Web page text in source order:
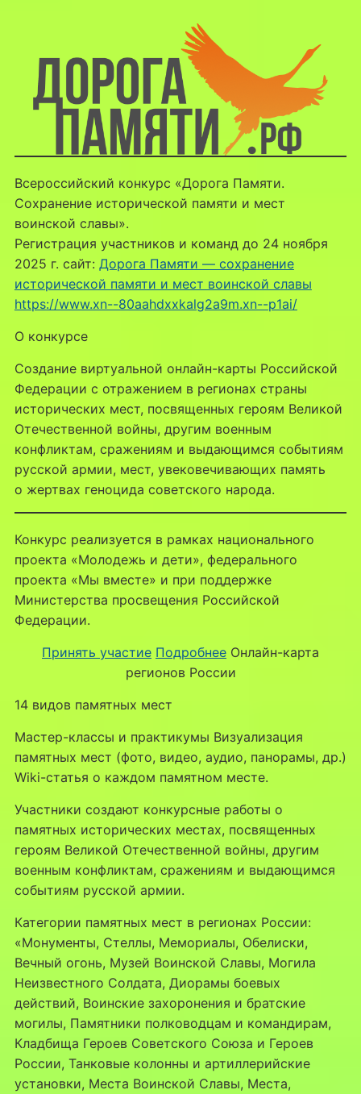
Всероссийский конкурс «Дорога Памяти.
Сохранение исторической памяти и мест
воинской славы».
Регистрация участников и команд до 24 ноября
2025 г. сайт: Дорога Памяти — cохранение
исторической памяти и мест воинской славы
https://www.xn--80aahdxxkalg2a9m.xn--p1ai/
О конкурсе
Создание виртуальной онлайн-карты Российской
Федерации с отражением в регионах страны
исторических мест, посвященных героям Великой
Отечественной войны, другим военным
конфликтам, сражениям и выдающимся событиям
русской армии, мест, увековечивающих память
о жертвах геноцида советского народа.
Конкурс реализуется в рамках национального
проекта «Молодежь и дети», федерального
проекта «Мы вместе» и при поддержке
Министерства просвещения Российской
Федерации.
Принять участие Подробнее Онлайн-карта
регионов России
14 видов памятных мест
Мастер-классы и практикумы Визуализация
памятных мест (фото, видео, аудио, панорамы, др.)
Wiki-статья о каждом памятном месте.
Участники создают конкурсные работы о
памятных исторических местах, посвященных
героям Великой Отечественной войны, другим
военным конфликтам, сражениям и выдающимся
событиям русской армии.
Категории памятных мест в регионах России:
«Монументы, Стеллы, Мемориалы, Обелиски,
Вечный огонь, Музей Воинской Славы, Могила
Неизвестного Солдата, Диорамы боевых
действий, Воинские захоронения и братские
могилы, Памятники полководцам и командирам,
Кладбища Героев Советского Союза и Героев
России, Танковые колонны и артиллерийские
установки, Места Воинской Славы, Места,